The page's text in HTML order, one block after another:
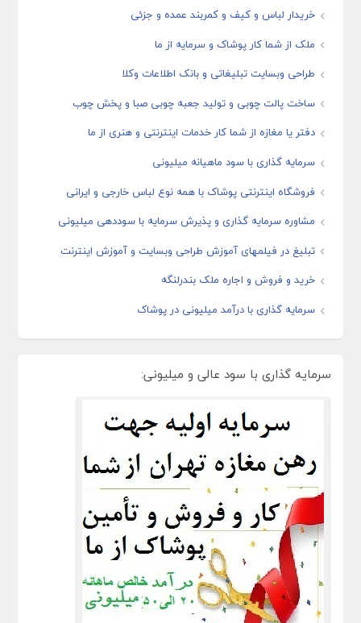
خریدار لباس و کیف و کمربند عمده و جزئی
ملک از شما کار پوشاک و سرمایه از ما
طراحی وبسایت تبلیغاتی و بانک اطلاعات وکلا
ساخت پالت چوبی و تولید جعبه چوبی صبا و پخش چوب
دفتر یا مغازه از شما کار خدمات اینترنتی و هنری از ما
سرمایه گذاری با سود ماهیانه میلیونی
فروشگاه اینترنتی پوشاک با همه نوع لباس خارجی و ایرانی
مشاوره سرمایه گذاری و پذیرش سرمایه با سوددهی میلیونی
تبلیغ در فیلمهای آموزش طراحی وبسایت و آموزش اینترنت
خرید و فروش و اجاره ملک بندرلنگه
سرمایه گذاری با درآمد میلیونی در پوشاک
سرمایه گذاری با سود عالی و میلیونی: